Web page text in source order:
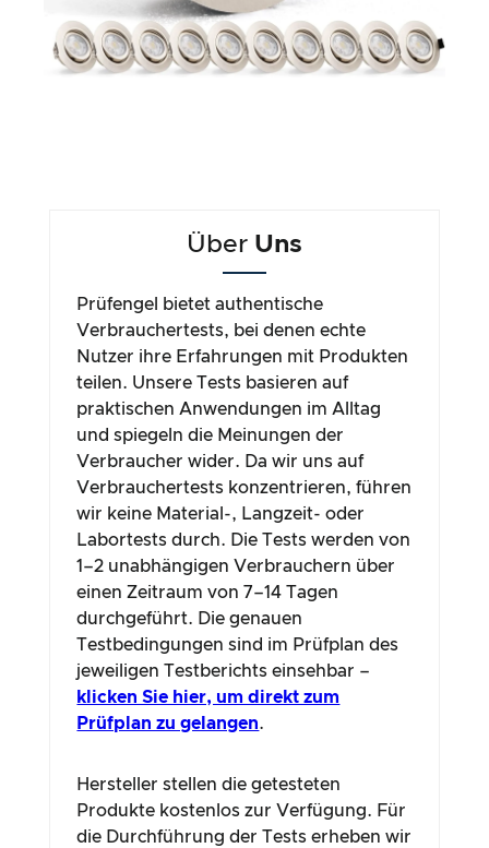
Über Uns
Prüfengel bietet authentische
Verbrauchertests, bei denen echte
Nutzer ihre Erfahrungen mit Produkten
teilen. Unsere Tests basieren auf
praktischen Anwendungen im Alltag
und spiegeln die Meinungen der
Verbraucher wider. Da wir uns auf
Verbrauchertests konzentrieren, führen
wir keine Material-, Langzeit- oder
Labortests durch. Die Tests werden von
1–2 unabhängigen Verbrauchern über
einen Zeitraum von 7–14 Tagen
durchgeführt. Die genauen
Testbedingungen sind im Prüfplan des
jeweiligen Testberichts einsehbar –
klicken Sie hier, um direkt zum
Prüfplan zu gelangen.
Hersteller stellen die getesteten
Produkte kostenlos zur Verfügung. Für
die Durchführung der Tests erheben wir